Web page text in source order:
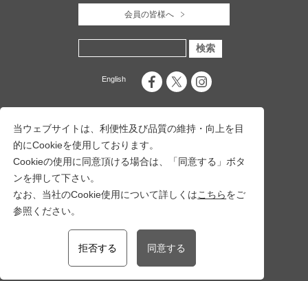
当ウェブサイトは、利便性及び品質の維持・向上を目
的にCookieを使用しております。
Cookieの使用に同意頂ける場合は、「同意する」ボタ
ンを押して下さい。
なお、当社のCookie使用について詳しくはこちらをご
参照ください。
拒否する 同意する
会員の皆様へ
English
一般社団法人 十日町市観光協会
〒948-0079 新潟県十日町市旭町251番地17
十日町市総合観光案内所内
025-757-3345 FAX：025-757-5150